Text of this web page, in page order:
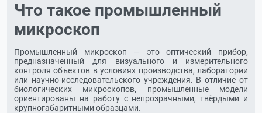
Что такое промышленный
микроскоп
Промышленный микроскоп — это оптический прибор,
предназначенный для визуального и измерительного
контроля объектов в условиях производства, лаборатории
или научно-исследовательского учреждения. В отличие от
биологических микроскопов, промышленные модели
ориентированы на работу с непрозрачными, твёрдыми и
крупногабаритными образцами.